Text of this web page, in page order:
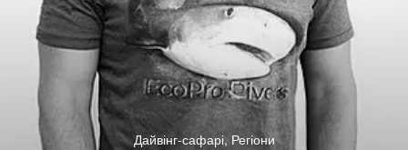
Дайвінг-сафарі, Регіони